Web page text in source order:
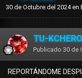
30 de Octubre del 2024en
TU-KCHERO
Publicado 30 de
REPORTÁNDOME